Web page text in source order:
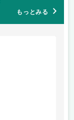
もっとみる